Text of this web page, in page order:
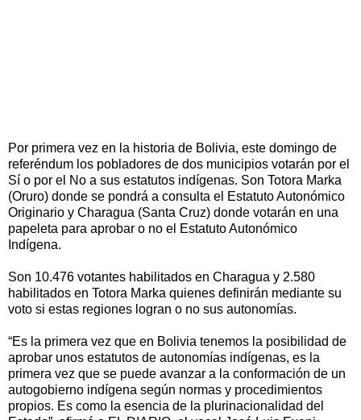
Por primera vez en la historia de Bolivia, este domingo de
referéndum los pobladores de dos municipios votarán por el
Sí o por el No a sus estatutos indígenas. Son Totora Marka
(Oruro) donde se pondrá a consulta el Estatuto Autonómico
Originario y Charagua (Santa Cruz) donde votarán en una
papeleta para aprobar o no el Estatuto Autonómico
Indígena.
Son 10.476 votantes habilitados en Charagua y 2.580
habilitados en Totora Marka quienes definirán mediante su
voto si estas regiones logran o no sus autonomías.
“Es la primera vez que en Bolivia tenemos la posibilidad de
aprobar unos estatutos de autonomías indígenas, es la
primera vez que se puede avanzar a la conformación de un
autogobierno indígena según normas y procedimientos
propios. Es como la esencia de la plurinacionalidad del